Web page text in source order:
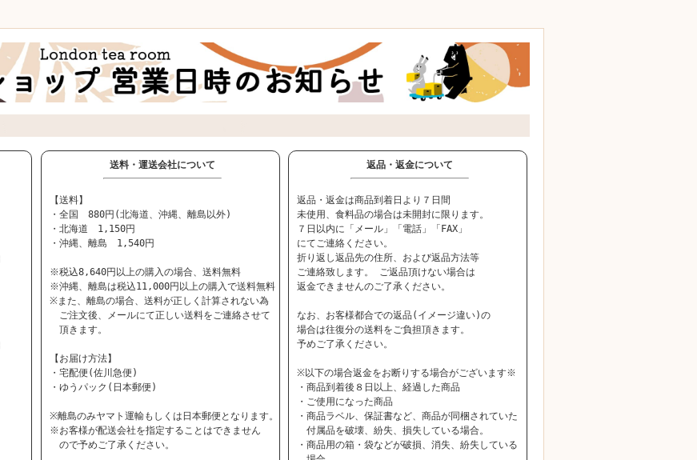
送料・運送会社について
【送料】
・全国 880円(北海道、沖縄、離島以外)
・北海道 1,150円
・沖縄、離島 1,540円
※税込8,640円以上の購入の場合、送料無料
※沖縄、離島は税込11,000円以上の購入で送料無料
※また、離島の場合、送料が正しく計算されない為
ご注文後、メールにて正しい送料をご連絡させて
頂きます。
【お届け方法】
・宅配便(佐川急便)
・ゆうパック(日本郵便)
※離島のみヤマト運輸もしくは日本郵便となります。
※お客様が配送会社を指定することはできません
ので予めご了承ください。
返品・返金について
返品・返金は商品到着日より７日間
未使用、食料品の場合は未開封に限ります。
７日以内に「メール」「電話」「FAX」
にてご連絡ください。
折り返し返品先の住所、および返品方法等
ご連絡致します。 ご返品頂けない場合は
返金できませんのご了承ください。
なお、お客様都合での返品(イメージ違い)の
場合は往復分の送料をご負担頂きます。
予めご了承ください。
※以下の場合返金をお断りする場合がございます※
・商品到着後８日以上、経過した商品
・ご使用になった商品
・商品ラベル、保証書など、商品が同梱されていた
付属品を破壊、紛失、損失している場合。
・商品用の箱・袋などが破損、消失、紛失している